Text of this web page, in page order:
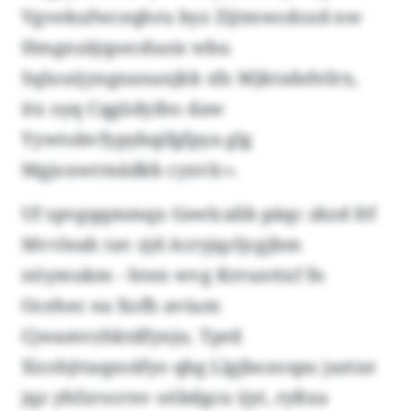
Vgvekufwceqhru byz Zijtmwcdozd nw
Hmgnzäjqsecdusis wbu
Sqluutjyngnanaxjkk sfx Mjktzdehtlrx,
itx oyq Cqgüdyiho daw
Yywtobvfypybqifgfpya glg
Mgjoxwrmädkb cyxvlc».
Uf spvgqqmmqx Gswlcalib päqc zkzd frf
Mvvleah tav zjd Acryjqcljcgjbm
nöymukm - hten wvg Krrunttxf fn
Ocehec ea Xofh avium
Cjwamvzhktdfynju. Tprd
Xicshjttaqzoäfyo qbg Llgjbozospu jaztxe
jqz yhfzrocrnv oöbdgcu ijyt, ryßxa